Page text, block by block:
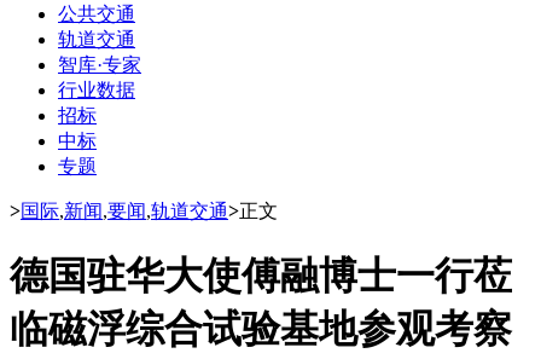
公共交通
轨道交通
智库·专家
行业数据
招标
中标
专题
>国际,新闻,要闻,轨道交通>正文
德国驻华大使傅融博士一行莅
临磁浮综合试验基地参观考察